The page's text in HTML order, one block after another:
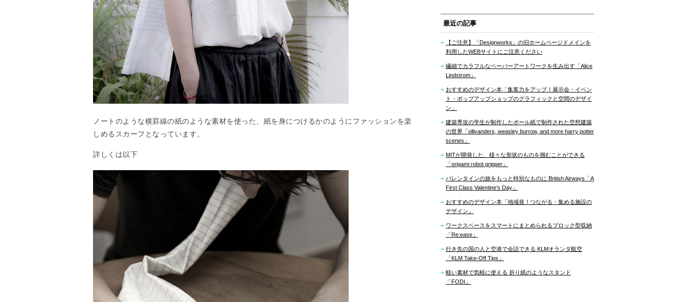
ノートのような横罫線の紙のような素材を使った、紙を身につけるかのようにファッションを楽
しめるスカーフとなっています。
詳しくは以下
最近の記事
【ご注意】「Designworks」の旧ホームページドメインを
利用したWEBサイトにご注意ください
繊細でカラフルなペーパーアートワークを生み出す「Alice
Lindstrom」
おすすめのデザイン本「集客力をアップ！展示会・イベン
ト・ポップアップショップのグラフィックと空間のデザイ
ン」
建築専攻の学生が制作したボール紙で制作された空想建築
の世界「ollivanders, weasley burrow, and more harry potter
scenes」
MITが開発した、様々な形状のものを掴むことができる
「origami robot gripper」
バレンタインの旅をもっと特別なものに British Airways「A
First Class Valentine’s Day」
おすすめのデザイン本「地域発！つながる・集める施設の
デザイン」
ワークスペースをスマートにまとめられるブロック型収納
「Re:ease」
行き先の国の人と空港で会話できる KLMオランダ航空
「KLM Take-Off Tips」
軽い素材で気軽に使える 折り紙のようなスタンド
「FODI」